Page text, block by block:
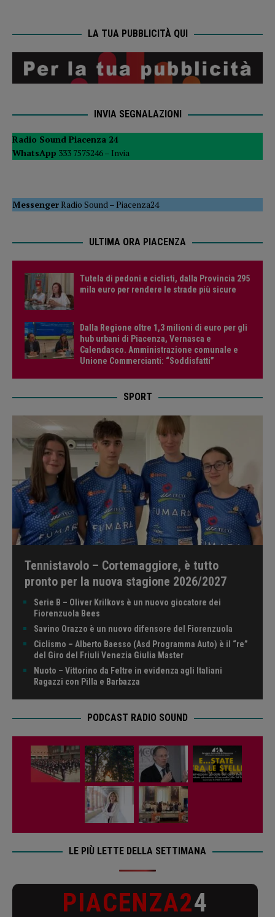
LA TUA PUBBLICITÀ QUI
INVIA SEGNALAZIONI
Radio Sound Piacenza 24
WhatsApp 333 7575246 – Invia
MessengerRadio Sound –Piacenza24
ULTIMA ORA PIACENZA
Tutela di pedoni e ciclisti, dalla Provincia 295
mila euro per rendere le strade più sicure
Dalla Regione oltre 1,3 milioni di euro per gli
hub urbani di Piacenza, Vernasca e
Calendasco. Amministrazione comunale e
Unione Commercianti: “Soddisfatti”
SPORT
Tennistavolo – Cortemaggiore, è tutto
pronto per la nuova stagione 2026/2027
Serie B – Oliver Krilkovs è un nuovo giocatore dei
Fiorenzuola Bees
Savino Orazzo è un nuovo difensore del Fiorenzuola
Ciclismo – Alberto Baesso (Asd Programma Auto) è il “re”
del Giro del Friuli Venezia Giulia Master
Nuoto – Vittorino da Feltre in evidenza agli Italiani
Ragazzi con Pilla e Barbazza
PODCAST RADIO SOUND
LE PIÙ LETTE DELLA SETTIMANA
PIACENZA24